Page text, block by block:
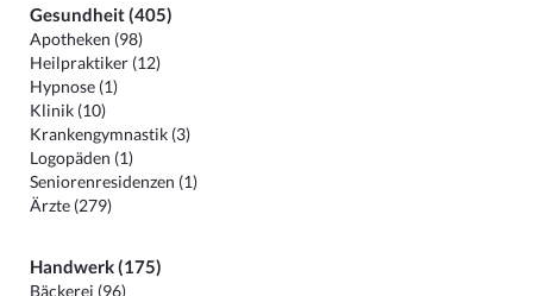
Gesundheit (405)
Apotheken (98)
Heilpraktiker (12)
Hypnose (1)
Klinik (10)
Krankengymnastik (3)
Logopäden (1)
Seniorenresidenzen (1)
Ärzte (279)
Handwerk (175)
Bäckerei (96)